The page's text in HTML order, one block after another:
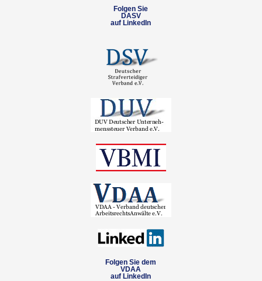
Folgen Sie
DASV
auf LinkedIn
Folgen Sie dem
VDAA
auf LinkedIn